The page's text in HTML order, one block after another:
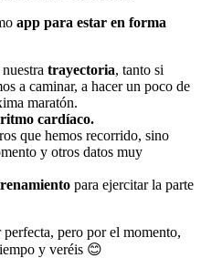
app para estar en forma
trayectoria, tanto si
a caminar, a hacer un poco de
maratón.
ritmo cardíaco.
que hemos recorrido, sino
y otros datos muy
para ejercitar la parte
pero por el momento,
y veréis 😊